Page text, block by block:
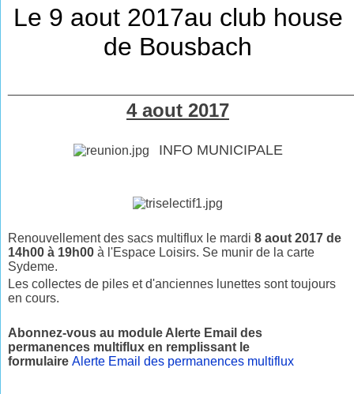
Le 9 aout 2017au club house
de Bousbach
4 aout 2017
INFO MUNICIPALE
Renouvellement des sacs multiflux le mardi 8 aout 2017 de
14h00 à 19h00à l'Espace Loisirs. Se munir de la carte
Sydeme.
Les collectes de piles et d'anciennes lunettes sont toujours
en cours.
Abonnez-vous au module Alerte Email des
permanences multiflux en remplissant le
formulaire Alerte Email des permanences multiflux